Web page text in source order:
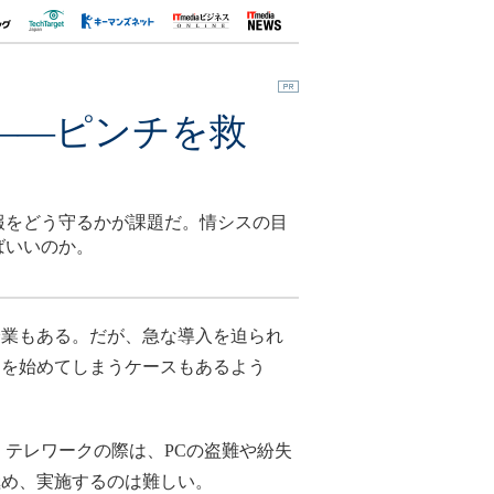
ピンチを救
どう守るかが課題だ。情シスの目
いのか。
もある。だが、急な導入を迫られ
始めてしまうケースもあるよう
レワークの際は、PCの盗難や紛失
、実施するのは難しい。